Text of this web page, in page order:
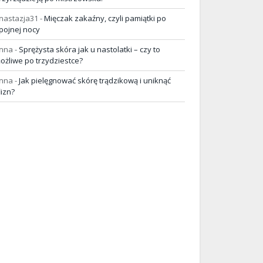
-Mięczak zakaźny, czyli pamiątki po
nocy
- Sprężysta skóra jak u nastolatki – czy to
po trzydziestce?
-Jak pielęgnować skórę trądzikową i uniknąć